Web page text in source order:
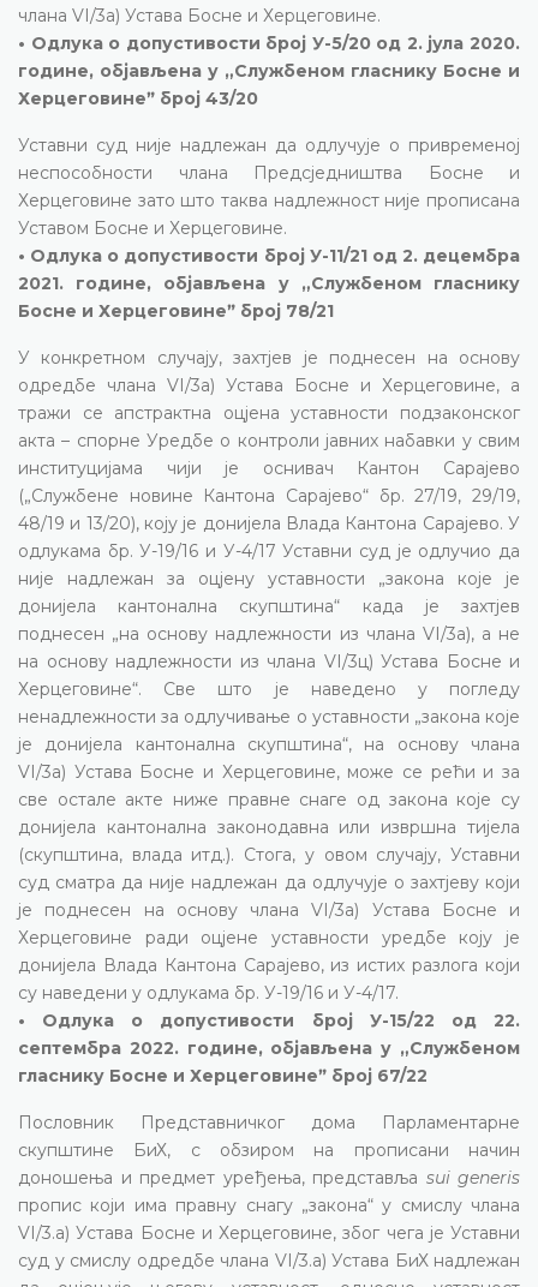
члана VI/3а) Устава Босне и Херцеговине.
• Одлука о допустивости број У-5/20 од 2. јула 2020.
године, објављена у „Службеном гласнику Босне и
Херцеговинеˮ број 43/20
Уставни суд није надлежан да одлучује о привременој
неспособности члана Предсједништва Босне и
Херцеговине зато што таква надлежност није прописана
Уставом Босне и Херцеговине.
• Одлука о допустивости број У-11/21 од 2. децембра
2021. године, објављена у „Службеном гласнику
Босне и Херцеговинеˮ број 78/21
У конкретном случају, захтјев је поднесен на основу
одредбе члана VI/3а) Устава Босне и Херцеговине, а
тражи се апстрактна оцјена уставности подзаконског
акта – спорне Уредбе о контроли јавних набавки у свим
институцијама чији је оснивач Кантон Сарајево
(„Службене новине Кантона Сарајево“ бр. 27/19, 29/19,
48/19 и 13/20), коју је донијела Влада Кантона Сарајево. У
одлукама бр. У-19/16 и У-4/17 Уставни суд је одлучио да
није надлежан за оцјену уставности „закона које је
донијела кантонална скупштина“ када је захтјев
поднесен „на основу надлежности из члана VI/3а), а не
на основу надлежности из члана VI/3ц) Устава Босне и
Херцеговине“. Све што је наведено у погледу
ненадлежности за одлучивање о уставности „закона које
је донијела кантонална скупштина“, на основу члана
VI/3а) Устава Босне и Херцеговине, може се рећи и за
све остале акте ниже правне снаге од закона које су
донијела кантонална законодавна или извршна тијела
(скупштина, влада итд.). Стога, у овом случају, Уставни
суд сматра да није надлежан да одлучује о захтјеву који
је поднесен на основу члана VI/3а) Устава Босне и
Херцеговине ради оцјене уставности уредбе коју је
донијела Влада Кантона Сарајево, из истих разлога који
су наведени у одлукама бр. У-19/16 и У-4/17.
• Одлука о допустивости број У-15/22 од 22.
септембра 2022. године, објављена у „Службеном
гласнику Босне и Херцеговинеˮ број 67/22
Пословник Представничког дома Парламентарне
скупштине БиХ, с обзиром на прописани начин
доношења и предмет уређења, представља sui generis
пропис који има правну снагу „закона“ у смислу члана
VI/3.а) Устава Босне и Херцеговине, због чега је Уставни
суд у смислу одредбе члана VI/3.а) Устава БиХ надлежан